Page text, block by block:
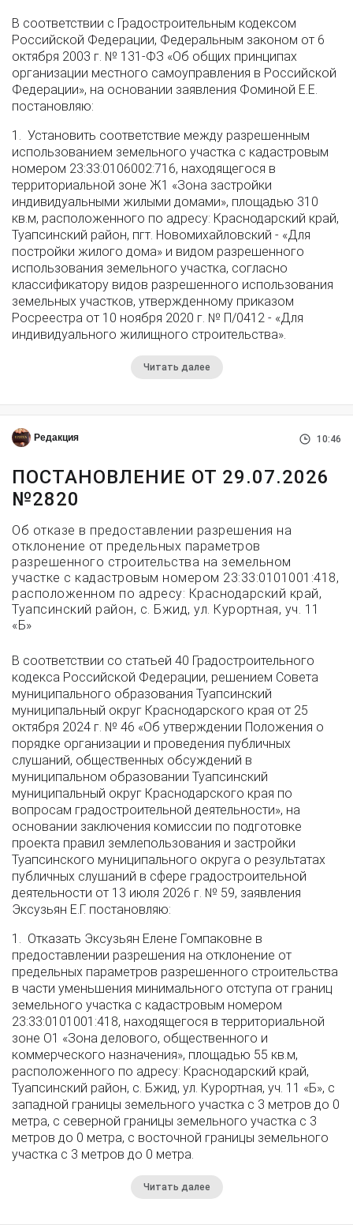
В соответствии с Градостроительным кодексом
Российской Федерации, Федеральным законом от 6
октября 2003 г. № 131-ФЗ «Об общих принципах
организации местного самоуправления в Российской
Федерации», на основании заявления Фоминой Е.Е.
постановляю:
1. Установить соответствие между разрешенным
использованием земельного участка с кадастровым
номером 23:33:0106002:716, находящегося в
территориальной зоне Ж1 «Зона застройки
индивидуальными жилыми домами», площадью 310
кв.м, расположенного по адресу: Краснодарский край,
Туапсинский район, пгт. Новомихайловский - «Для
постройки жилого дома» и видом разрешенного
использования земельного участка, согласно
классификатору видов разрешенного использования
земельных участков, утвержденному приказом
Росреестра от 10 ноября 2020 г. № П/0412 - «Для
индивидуального жилищного строительства».
Читать далее
Редакция 10:46
ПОСТАНОВЛЕНИЕ ОТ 29.07.2026
№2820
Об отказе в предоставлении разрешения на
отклонение от предельных параметров
разрешенного строительства на земельном
участке с кадастровым номером 23:33:0101001:418,
расположенном по адресу: Краснодарский край,
Туапсинский район, с. Бжид, ул. Курортная, уч. 11
«Б»
В соответствии со статьей 40 Градостроительного
кодекса Российской Федерации, решением Совета
муниципального образования Туапсинский
муниципальный округ Краснодарского края от 25
октября 2024 г. № 46 «Об утверждении Положения о
порядке организации и проведения публичных
слушаний, общественных обсуждений в
муниципальном образовании Туапсинский
муниципальный округ Краснодарского края по
вопросам градостроительной деятельности», на
основании заключения комиссии по подготовке
проекта правил землепользования и застройки
Туапсинского муниципального округа о результатах
публичных слушаний в сфере градостроительной
деятельности от 13 июля 2026 г. № 59, заявления
Эксузьян Е.Г. постановляю:
1. Отказать Эксузьян Елене Гомпаковне в
предоставлении разрешения на отклонение от
предельных параметров разрешенного строительства
в части уменьшения минимального отступа от границ
земельного участка с кадастровым номером
23:33:0101001:418, находящегося в территориальной
зоне О1 «Зона делового, общественного и
коммерческого назначения», площадью 55 кв.м,
расположенного по адресу: Краснодарский край,
Туапсинский район, с. Бжид, ул. Курортная, уч. 11 «Б», с
западной границы земельного участка с 3 метров до 0
метра, с северной границы земельного участка с 3
метров до 0 метра, с восточной границы земельного
участка с 3 метров до 0 метра.
Читать далее